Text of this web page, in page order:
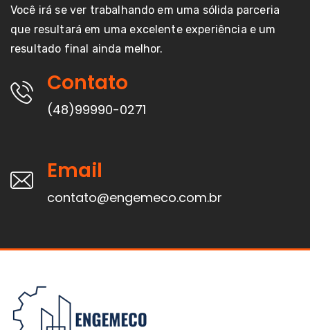
Você irá se ver trabalhando em uma sólida parceria
que resultará em uma excelente experiência e um
resultado final ainda melhor.
Contato
(48)99990-0271
Email
contato@engemeco.com.br